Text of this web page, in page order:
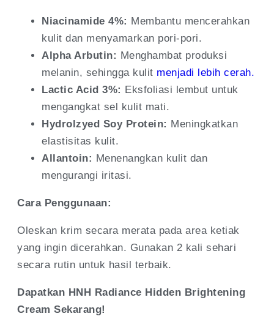
Niacinamide 4%: Membantu mencerahkan
kulit dan menyamarkan pori-pori.
Alpha Arbutin: Menghambat produksi
melanin, sehingga kulit menjadi lebih cerah.
Lactic Acid 3%: Eksfoliasi lembut untuk
mengangkat sel kulit mati.
Hydrolzyed Soy Protein: Meningkatkan
elastisitas kulit.
Allantoin: Menenangkan kulit dan
mengurangi iritasi.
Cara Penggunaan:
Oleskan krim secara merata pada area ketiak
yang ingin dicerahkan. Gunakan 2 kali sehari
secara rutin untuk hasil terbaik.
Dapatkan HNH Radiance Hidden Brightening
Cream Sekarang!